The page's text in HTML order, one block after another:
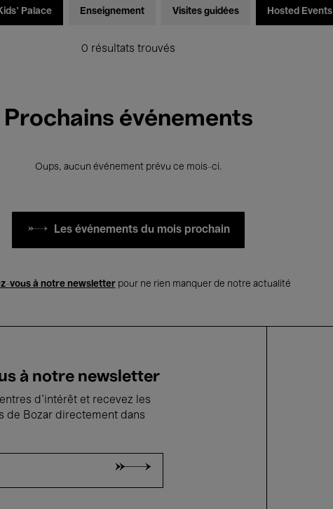
Palace Enseignement Visites guidées Hosted Events
0 résultats trouvés
Prochains événements
Oups, aucun événement prévu ce mois-ci.
Les événements du mois prochain
vous à notre newsletterpour ne rien manquer de notre actualité
à notre newsletter
d'intérêt et recevez les
de Bozar directement dans